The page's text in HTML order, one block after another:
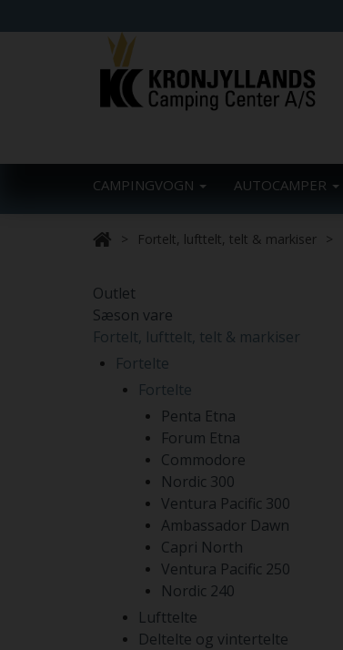
CAMPINGVOGN AUTOCAMPER
Fortelt, lufttelt, telt & markiser
Outlet
Sæson vare
Fortelt, lufttelt, telt & markiser
Fortelte
Fortelte
Penta Etna
Forum Etna
Commodore
Nordic 300
Ventura Pacific 300
Ambassador Dawn
Capri North
Ventura Pacific 250
Nordic 240
Lufttelte
Deltelte og vintertelte